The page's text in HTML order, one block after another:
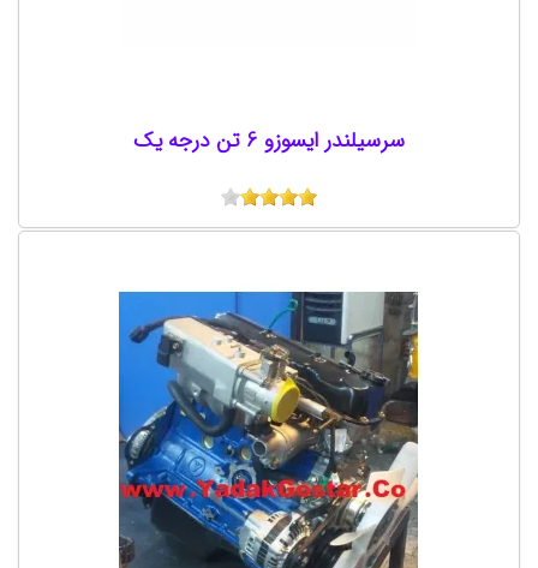
سرسیلندر ایسوزو 6 تن درجه یک